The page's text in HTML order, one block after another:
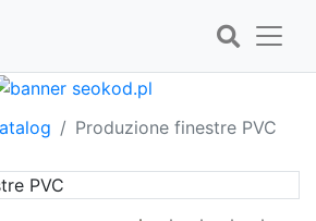
Produzione finestre PVC